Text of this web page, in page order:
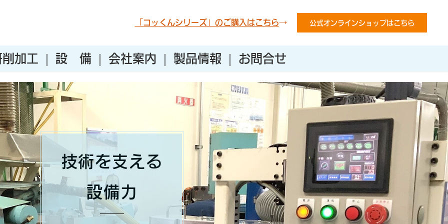
「コッくんシリーズ」のご購入はこちら→ 公式オンラインショップはこちら
削加工 設 備 会社案内 製品情報 お問合せ
技術を支える
設備力